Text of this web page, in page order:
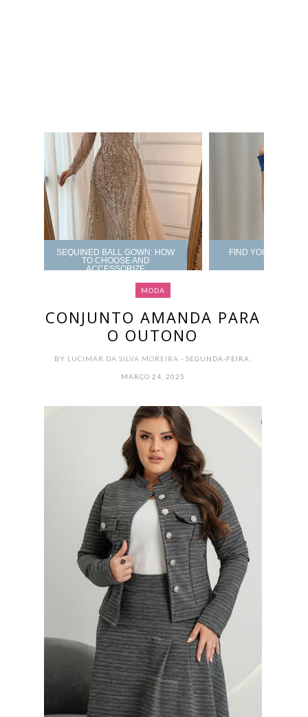
SEQUINED BALL GOWN: HOW
TO CHOOSE AND
ACCESSORIZE
FIND YOUR PROM
MODA
CONJUNTO AMANDA PARA
O OUTONO
BY LUCIMAR DA SILVA MOREIRA - SEGUNDA-FEIRA,
MARÇO 24, 2025